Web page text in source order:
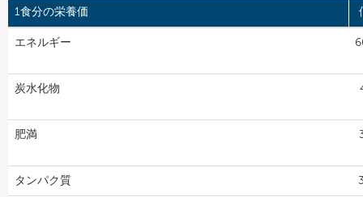
1食分の栄養価
エネルギー
炭水化物
肥満
タンパク質